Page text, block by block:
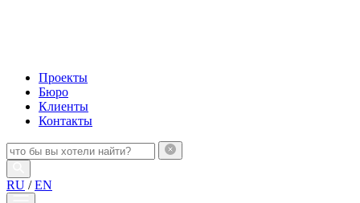
Проекты
Бюро
Клиенты
Контакты
RU / EN